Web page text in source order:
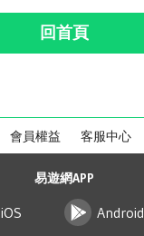
回首頁
會員權益 客服中心
易遊網APP
iOS Android